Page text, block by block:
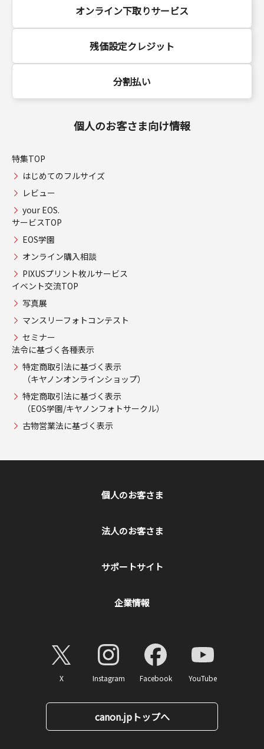
オンライン下取りサービス
残価設定クレジット
分割払い
個人のお客さま向け情報
特集TOP
はじめてのフルサイズ
レビュー
your EOS.
サービスTOP
EOS学園
オンライン購入相談
PIXUSプリント枚ルサービス
イベント交流TOP
写真展
マンスリーフォトコンテスト
セミナー
法令に基づく各種表示
特定商取引法に基づく表示
（キヤノンオンラインショップ）
特定商取引法に基づく表示
（EOS学園/キヤノンフォトサークル）
古物営業法に基づく表示
個人のお客さま
法人のお客さま
サポートサイト
企業情報
X Instagram Facebook YouTube
canon.jpトップへ